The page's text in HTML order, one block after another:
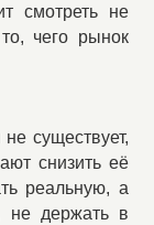
смотреть не
чего рынок
существует,
снизить её
реальную, а
не держать в